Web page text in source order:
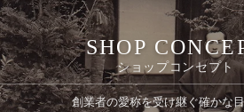
SHOP
ショップコンセプト
創業者の愛称を受け継ぐ確かな